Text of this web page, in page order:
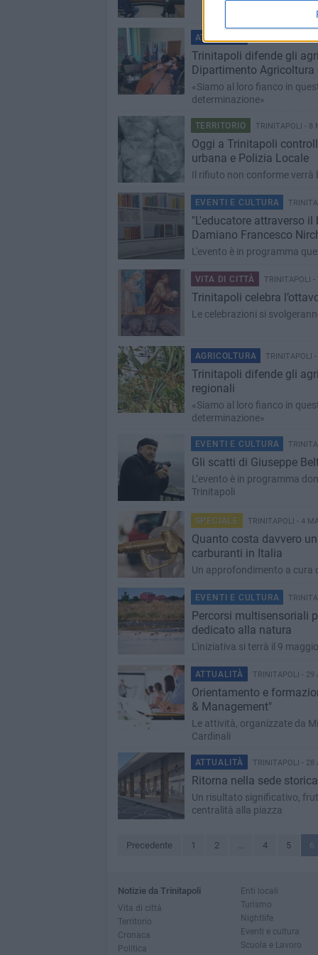
ATTUALITÀ
Trinitapoli difende gli
Dipartimento Agricoltura
«Siamo al loro fianco in
determinazione»
TERRITORIO TRINITAPOLI - 8
Oggi a Trinitapoli
urbana e Polizia Locale
Il rifiuto non conforme verrà
EVENTI E CULTURA
"L'educatore attraverso
Damiano Francesco
L'evento è in programma
VITA DI CITTÀ TRINITAPOLI -
Trinitapoli celebra
Le celebrazioni si
AGRICOLTURA TRINITAPOLI
Trinitapoli difende gli
regionali
«Siamo al loro fianco in
determinazione»
EVENTI E CULTURA
Gli scatti di Giuseppe
L’evento è in programma
Trinitapoli
SPECIALE TRINITAPOLI - 4
Quanto costa davvero
carburanti in Italia
Un approfondimento a cura
EVENTI E CULTURA
Percorsi multisensoriali
dedicato alla natura
L'iniziativa si terrà il 9
ATTUALITÀ TRINITAPOLI - 29
Orientamento e
& Management"
Le attività, organizzate da
Cardinali
ATTUALITÀ TRINITAPOLI - 28
Ritorna nella sede
Un risultato significativo,
centralità alla piazza
Precedente 1 2 ... 4 5 6
Notizie da Trinitapoli
Vita di città
Territorio
Cronaca
Politica
Enti locali
Turismo
Nightlife
Eventi e cultura
Scuola e Lavoro